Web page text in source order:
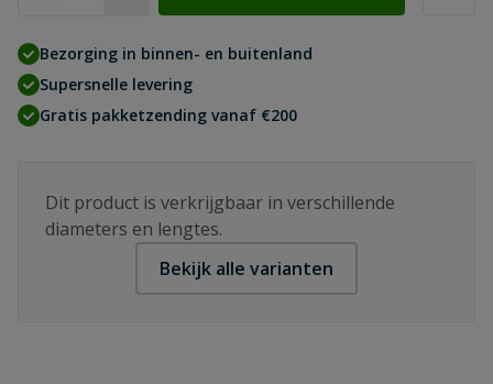
Bezorging in binnen- en buitenland
Supersnelle levering
Gratis pakketzending vanaf €200
Dit product is verkrijgbaar in verschillende
diameters en lengtes.
Bekijk alle varianten